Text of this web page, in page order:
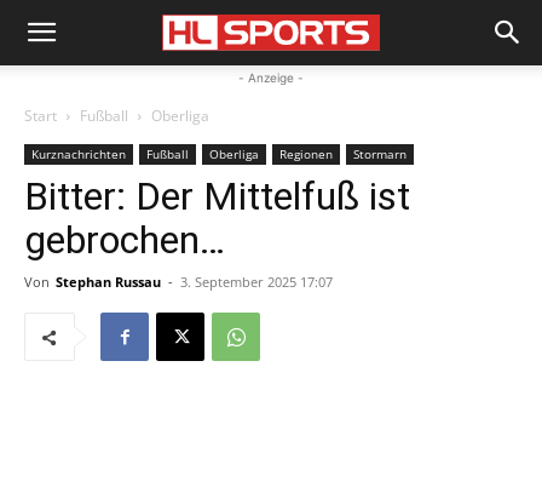
- Anzeige -
Start Fußball Oberliga
Kurznachrichten Fußball Oberliga Regionen Stormarn
Bitter: Der Mittelfuß ist
gebrochen…
Von Stephan Russau - 3. September 2025 17:07